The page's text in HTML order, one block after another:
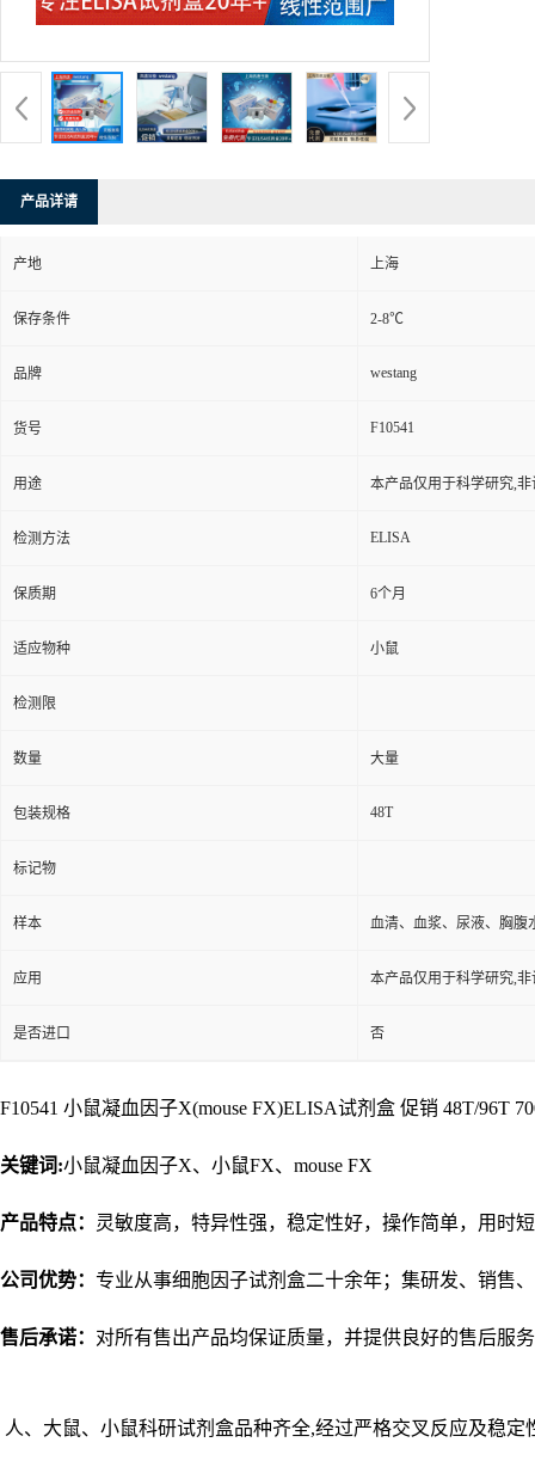
产品详请
产地 上海
保存条件 2-8℃
品牌 westang
货号 F10541
用途 本产品仅用于科学研究,
检测方法 ELISA
保质期 6个月
适应物种 小鼠
检测限
数量 大量
包装规格 48T
标记物
样本 血清、血浆、尿液、胸腹
应用 本产品仅用于科学研究,
是否进口 否
F10541 小鼠凝血因子X(mouse FX)ELISA试剂盒 促销 48T/96T
关键词:小鼠凝血因子X、小鼠FX、mouse FX
产品特点： 灵敏度高，特异性强，稳定性好，操作简单，用时
公司优势： 专业从事细胞因子试剂盒二十余年；集研发、销售
售后承诺： 对所有售出产品均保证质量，并提供良好的售后服
人、大鼠、小鼠科研试剂盒品种齐全,经过严格交叉反应及稳